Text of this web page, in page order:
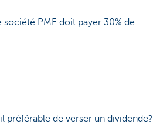
PME doit payer 30% de
préférable de verser un dividende?